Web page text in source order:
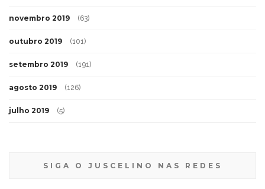
novembro 2019 (63)
outubro 2019 (101)
setembro 2019 (191)
agosto 2019 (126)
julho 2019 (5)
SIGA O JUSCELINO NAS REDES